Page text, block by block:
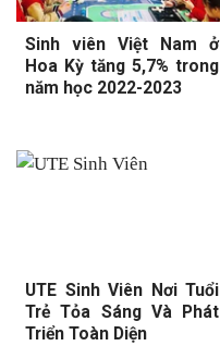
Sinh viên Việt Nam ở
Hoa Kỳ tăng 5,7% trong
năm học 2022-2023
UTE Sinh Viên Nơi Tuổi
Trẻ Tỏa Sáng Và Phát
Triển Toàn Diện